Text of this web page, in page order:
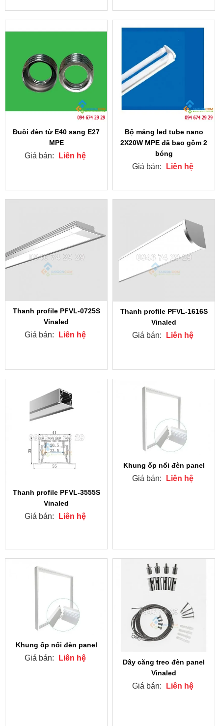
Đuôi đèn từ E40 sang E27
MPE
Giá bán: Liên hệ
Bộ máng led tube nano
2X20W MPE đã bao gồm 2
bóng
Giá bán: Liên hệ
Thanh profile PFVL-0725S
Vinaled
Giá bán: Liên hệ
Thanh profile PFVL-1616S
Vinaled
Giá bán: Liên hệ
Thanh profile PFVL-3555S
Vinaled
Giá bán: Liên hệ
Khung ốp nổi đèn panel
Giá bán: Liên hệ
Khung ốp nổi đèn panel
Giá bán: Liên hệ
Dây căng treo đèn panel
Vinaled
Giá bán: Liên hệ